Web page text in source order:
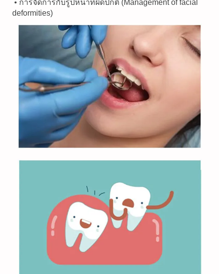
• การจัดการกับรูปหน้าที่ผิดปกติ (Management of facial
deformities)